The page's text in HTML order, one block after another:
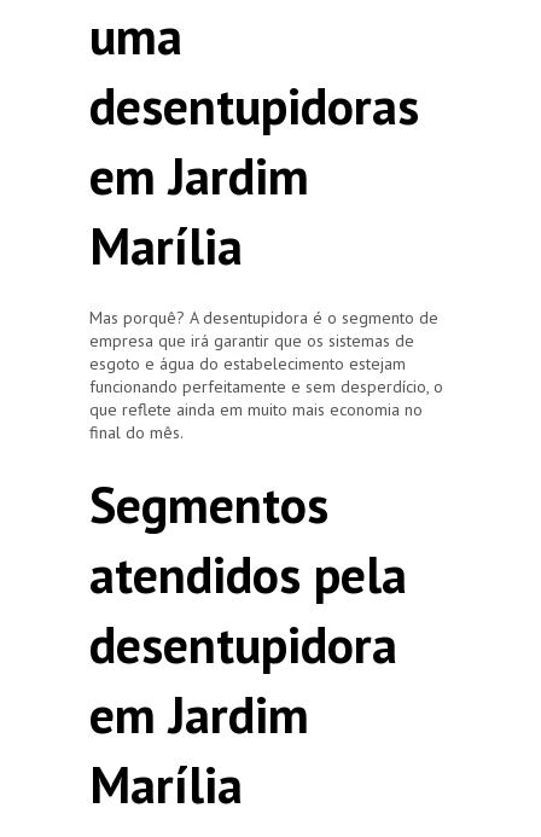
uma
desentupidoras
em Jardim
Marília
Mas porquê? A desentupidora é o segmento de
empresa que irá garantir que os sistemas de
esgoto e água do estabelecimento estejam
funcionando perfeitamente e sem desperdício, o
que reflete ainda em muito mais economia no
final do mês.
Segmentos
atendidos pela
desentupidora
em Jardim
Marília